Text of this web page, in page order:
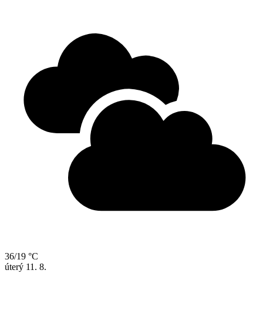
36/19 °C
úterý 11. 8.